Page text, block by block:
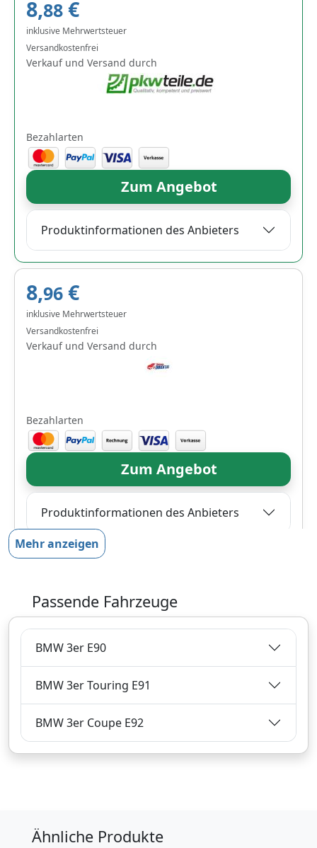
8,88 €
inklusive Mehrwertsteuer
Versandkostenfrei
Verkauf und Versand durch
Bezahlarten
Zum Angebot
Produktinformationen des Anbieters
8,96 €
inklusive Mehrwertsteuer
Versandkostenfrei
Verkauf und Versand durch
Bezahlarten
Zum Angebot
Produktinformationen des Anbieters
inklusive Mehrwertsteuer
Verkauf und Versand durch
Bezahlarten
Lieferung
Produktinformationen des Anbieters
Mehr anzeigen
Passende Fahrzeuge
BMW 3er E90
BMW 3er Touring E91
BMW 3er Coupe E92
Ähnliche Produkte